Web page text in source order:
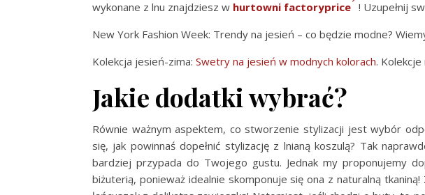
wykonane z lnu znajdziesz w hurtowni factoryprice ! Uzupełnij
New York Fashion Week: Trendy na jesień – co będzie modne?
Kolekcja jesień-zima: Swetry na jesień w modnych kolorach.
Jakie dodatki wybrać?
Równie ważnym aspektem, co stworzenie stylizacji jest wybór
się, jak powinnaś dopełnić stylizację z lnianą koszulą? Tak
bardziej przypada do Twojego gustu. Jednak my proponujemy
biżuterią, ponieważ idealnie skomponuje się ona z naturalną